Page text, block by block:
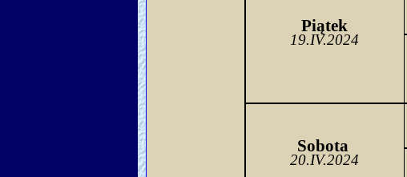
Piątek
19.IV.2024
Sobota
20.IV.2024